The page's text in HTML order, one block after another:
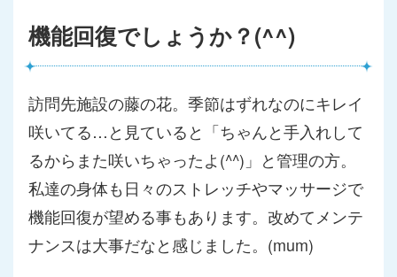
機能回復でしょうか？(^^)
訪問先施設の藤の花。季節はずれなのにキレイ
咲いてる…と見ていると「ちゃんと手入れして
るからまた咲いちゃったよ(^^)」 と管理の方。
私達の身体も日々のストレッチやマッサージで
機能回復が望める事もあります。 改めてメンテ
ナンスは大事だなと感じました。(mum)